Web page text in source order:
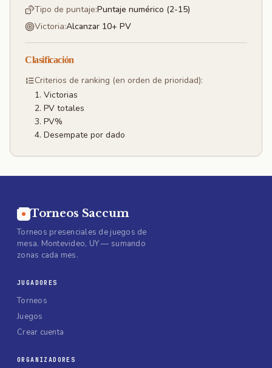
Tipo de puntaje:Puntaje numérico (2-15)
Victoria:Alcanzar 10+ PV
Clasificación
Criterios de ranking (en orden de prioridad):
Victorias
PV totales
PV%
Desempate por dado
Torneos Saccum
Torneos presenciales de juegos de
mesa. Montevideo, UY — sumando
zonas cada mes.
JUGADORES
Torneos
Juegos
Crear cuenta
ORGANIZADORES